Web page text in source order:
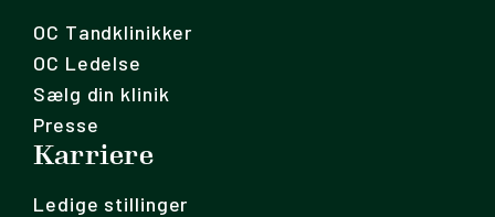
OC Tandklinikker
OC Ledelse
Sælg din klinik
Presse
Karriere
Ledige stillinger